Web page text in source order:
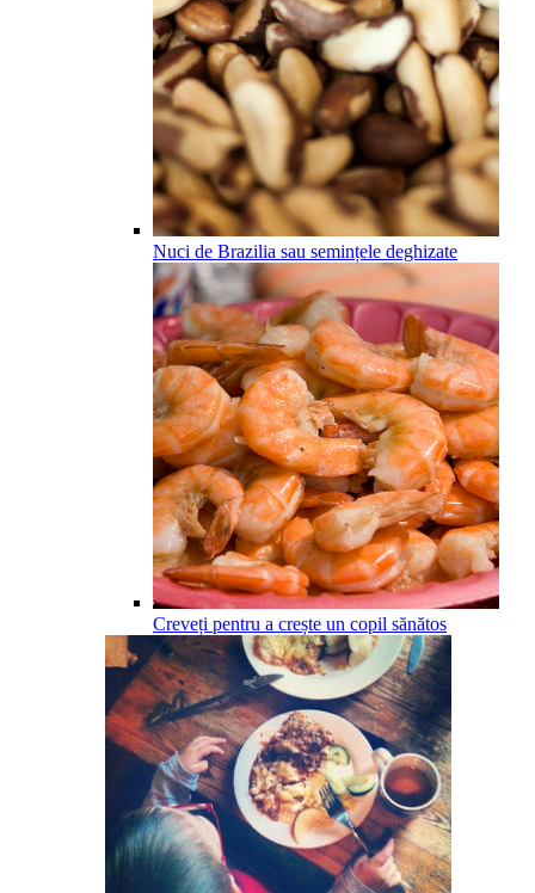
Nuci de Brazilia sau semințele deghizate
Creveți pentru a crește un copil sănătos